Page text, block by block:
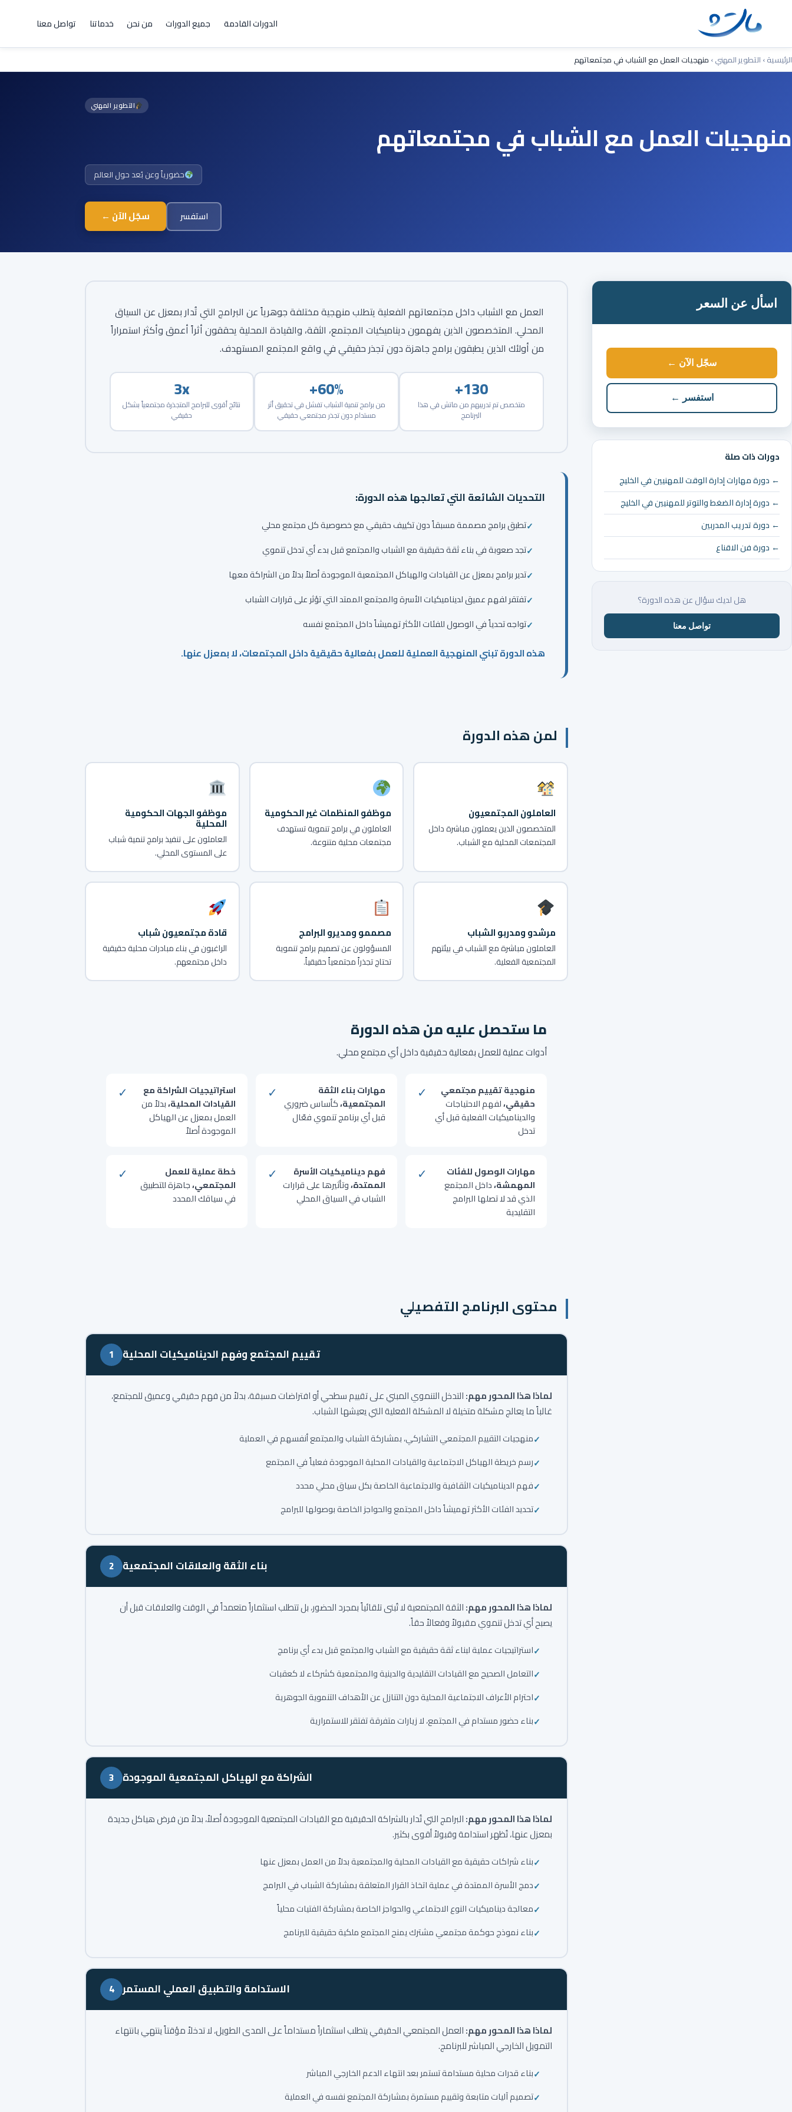
الدورات القادمة جميع الدورات من نحن خدماتنا تواصل معنا
الرئيسية› التطوير المهني› منهجيات العمل مع الشباب في مجتمعاتهم
التطوير المهني
منهجيات العمل مع الشباب في مجتمعاتهم
حضورياً وعن بُعد حول العالم
سجّل الآن ← استفسر
اسأل عن السعر
سجّل الآن ←
استفسر ←
دورات ذات صلة
← دورة مهارات إدارة الوقت للمهنيين في الخليج
← دورة إدارة الضغط والتوتر للمهنيين في الخليج
← دورة تدريب المدربين
← دورة فن الاقناع
هل لديك سؤال عن هذه الدورة؟
تواصل معنا
العمل مع الشباب داخل مجتمعاتهم الفعلية يتطلب منهجية مختلفة جوهرياً عن البرامج التي تُدار بمعزل عن السياق
المحلي. المتخصصون الذين يفهمون ديناميكيات المجتمع، الثقة، والقيادة المحلية يحققون أثراً أعمق وأكثر استمراراً
من أولئك الذين يطبقون برامج جاهزة دون تجذر حقيقي في واقع المجتمع المستهدف.
3x
نتائج أقوى للبرامج المتجذرة مجتمعياً بشكل
حقيقي
60%+
من برامج تنمية الشباب تفشل في تحقيق أثر
مستدام دون تجذر مجتمعي حقيقي
130+
متخصص تم تدريبهم من ماتش في هذا
البرنامج
التحديات الشائعة التي تعالجها هذه الدورة:
تطبق برامج مصممة مسبقاً دون تكييف حقيقي مع خصوصية كل مجتمع محلي
تجد صعوبة في بناء ثقة حقيقية مع الشباب والمجتمع قبل بدء أي تدخل تنموي
تدير برامج بمعزل عن القيادات والهياكل المجتمعية الموجودة أصلاً بدلاً من الشراكة معها
تفتقر لفهم عميق لديناميكيات الأسرة والمجتمع الممتد التي تؤثر على قرارات الشباب
تواجه تحدياً في الوصول للفئات الأكثر تهميشاً داخل المجتمع نفسه
هذه الدورة تبني المنهجية العملية للعمل بفعالية حقيقية داخل المجتمعات، لا بمعزل عنها.
لمن هذه الدورة
العاملون المجتمعيون
المتخصصون الذين يعملون مباشرة داخل
المجتمعات المحلية مع الشباب.
موظفو المنظمات غير الحكومية
العاملون في برامج تنموية تستهدف
مجتمعات محلية متنوعة.
موظفو الجهات الحكومية
المحلية
العاملون على تنفيذ برامج تنمية شباب
على المستوى المحلي.
مرشدو ومدربو الشباب
العاملون مباشرة مع الشباب في بيئتهم
المجتمعية الفعلية.
مصممو ومديرو البرامج
المسؤولون عن تصميم برامج تنموية
تحتاج تجذراً مجتمعياً حقيقياً.
قادة مجتمعيون شباب
الراغبون في بناء مبادرات محلية حقيقية
داخل مجتمعهم.
ما ستحصل عليه من هذه الدورة
أدوات عملية للعمل بفعالية حقيقية داخل أي مجتمع محلي.
✓
منهجية تقييم مجتمعي
حقيقي،لفهم الاحتياجات
والديناميكيات الفعلية قبل أي
تدخل
✓
مهارات بناء الثقة
المجتمعية،كأساس ضروري
قبل أي برنامج تنموي فعّال
✓
استراتيجيات الشراكة مع
القيادات المحلية،بدلاً من
العمل بمعزل عن الهياكل
الموجودة أصلاً
✓
مهارات الوصول للفئات
المهمشة،داخل المجتمع
الذي قد لا تصلها البرامج
التقليدية
✓
فهم ديناميكيات الأسرة
الممتدة،وتأثيرها على قرارات
الشباب في السياق المحلي
✓
خطة عملية للعمل
المجتمعي،جاهزة للتطبيق
في سياقك المحدد
محتوى البرنامج التفصيلي
1 تقييم المجتمع وفهم الديناميكيات المحلية
لماذا هذا المحور مهم:التدخل التنموي المبني على تقييم سطحي أو افتراضات مسبقة، بدلاً من فهم حقيقي وعميق للمجتمع،
غالباً ما يعالج مشكلة متخيلة لا المشكلة الفعلية التي يعيشها الشباب.
منهجيات التقييم المجتمعي التشاركي، بمشاركة الشباب والمجتمع أنفسهم في العملية
رسم خريطة الهياكل الاجتماعية والقيادات المحلية الموجودة فعلياً في المجتمع
فهم الديناميكيات الثقافية والاجتماعية الخاصة بكل سياق محلي محدد
تحديد الفئات الأكثر تهميشاً داخل المجتمع والحواجز الخاصة بوصولها للبرامج
2 بناء الثقة والعلاقات المجتمعية
لماذا هذا المحور مهم:الثقة المجتمعية لا تُبنى تلقائياً بمجرد الحضور، بل تتطلب استثماراً متعمداً في الوقت والعلاقات قبل أن
يصبح أي تدخل تنموي مقبولاً وفعالاً حقاً.
استراتيجيات عملية لبناء ثقة حقيقية مع الشباب والمجتمع قبل بدء أي برنامج
التعامل الصحيح مع القيادات التقليدية والدينية والمجتمعية كشركاء لا كعقبات
احترام الأعراف الاجتماعية المحلية دون التنازل عن الأهداف التنموية الجوهرية
بناء حضور مستدام في المجتمع، لا زيارات متفرقة تفتقر للاستمرارية
3 الشراكة مع الهياكل المجتمعية الموجودة
لماذا هذا المحور مهم:البرامج التي تُدار بالشراكة الحقيقية مع القيادات المجتمعية الموجودة أصلاً، بدلاً من فرض هياكل جديدة
بمعزل عنها، تُظهر استدامة وقبولاً أقوى بكثير.
بناء شراكات حقيقية مع القيادات المحلية والمجتمعية بدلاً من العمل بمعزل عنها
دمج الأسرة الممتدة في عملية اتخاذ القرار المتعلقة بمشاركة الشباب في البرامج
معالجة ديناميكيات النوع الاجتماعي والحواجز الخاصة بمشاركة الفتيات محلياً
بناء نموذج حوكمة مجتمعي مشترك يمنح المجتمع ملكية حقيقية للبرنامج
4 الاستدامة والتطبيق العملي المستمر
لماذا هذا المحور مهم:العمل المجتمعي الحقيقي يتطلب استثماراً مستداماً على المدى الطويل، لا تدخلاً مؤقتاً ينتهي بانتهاء
التمويل الخارجي المباشر للبرنامج.
بناء قدرات محلية مستدامة تستمر بعد انتهاء الدعم الخارجي المباشر
تصميم آليات متابعة وتقييم مستمرة بمشاركة المجتمع نفسه في العملية